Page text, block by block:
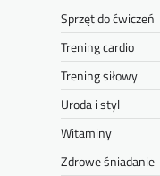
Sprzęt do ćwiczeń
Trening cardio
Trening siłowy
Uroda i styl
Witaminy
Zdrowe śniadanie